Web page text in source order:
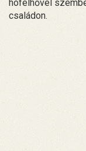
hófelhővel
családon.